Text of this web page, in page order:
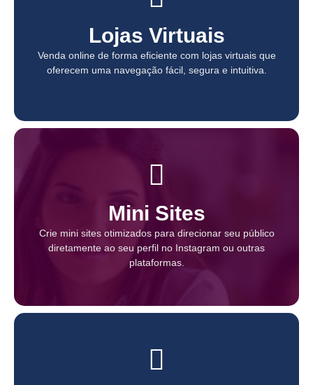
Lojas Virtuais
Venda online de forma eficiente com lojas virtuais que
oferecem uma navegação fácil, segura e intuitiva.
Lojas Virtuais
Venda online de forma eficiente com lojas virtuais que
oferecem uma navegação fácil, segura e intuitiva.
Mini Sites
Crie mini sites otimizados para direcionar seu público
diretamente ao seu perfil no Instagram ou outras
plataformas.
Mini Sites
Crie mini sites otimizados para direcionar seu público
diretamente ao seu perfil no Instagram ou outras
plataformas.